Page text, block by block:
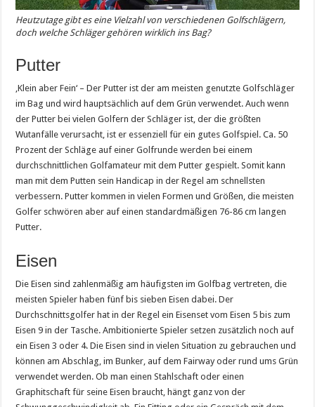
Heutzutage gibt es eine Vielzahl von verschiedenen Golfschlägern,
doch welche Schläger gehören wirklich ins Bag?
Putter
‚Klein aber Fein‘ – Der Putter ist der am meisten genutzte Golfschläger
im Bag und wird hauptsächlich auf dem Grün verwendet. Auch wenn
der Putter bei vielen Golfern der Schläger ist, der die größten
Wutanfälle verursacht, ist er essenziell für ein gutes Golfspiel. Ca. 50
Prozent der Schläge auf einer Golfrunde werden bei einem
durchschnittlichen Golfamateur mit dem Putter gespielt. Somit kann
man mit dem Putten sein Handicap in der Regel am schnellsten
verbessern. Putter kommen in vielen Formen und Größen, die meisten
Golfer schwören aber auf einen standardmäßigen 76-86 cm langen
Putter.
Eisen
Die Eisen sind zahlenmäßig am häufigsten im Golfbag vertreten, die
meisten Spieler haben fünf bis sieben Eisen dabei. Der
Durchschnittsgolfer hat in der Regel ein Eisenset vom Eisen 5 bis zum
Eisen 9 in der Tasche. Ambitionierte Spieler setzen zusätzlich noch auf
ein Eisen 3 oder 4. Die Eisen sind in vielen Situation zu gebrauchen und
können am Abschlag, im Bunker, auf dem Fairway oder rund ums Grün
verwendet werden. Ob man einen Stahlschaft oder einen
Graphitschaft für seine Eisen braucht, hängt ganz von der